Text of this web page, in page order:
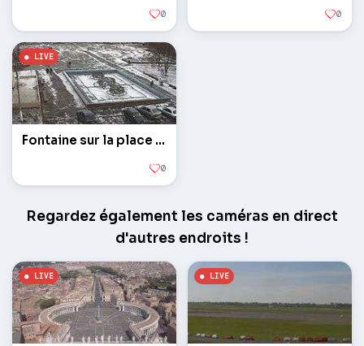
0 0
Fontaine sur la place centrale
0
Regardez également les caméras en direct
d'autres endroits !